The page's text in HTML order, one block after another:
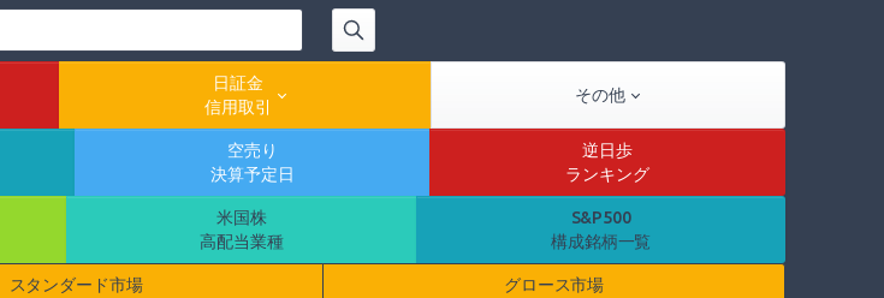
日証金
信用取引
その他
空売り
決算予定日
逆日歩
ランキング
米国株
高配当業種
S&P500
構成銘柄一覧
スタンダード市場
グロース市場